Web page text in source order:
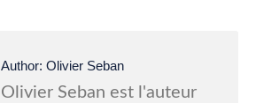
Author: Olivier Seban
Olivier Seban est l'auteur